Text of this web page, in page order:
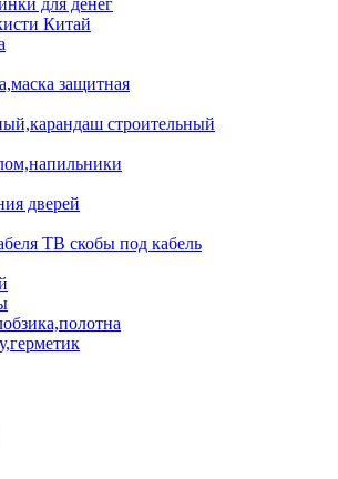
для денег
Китай
защитная
строительный
дверей
ТВ скобы под кабель